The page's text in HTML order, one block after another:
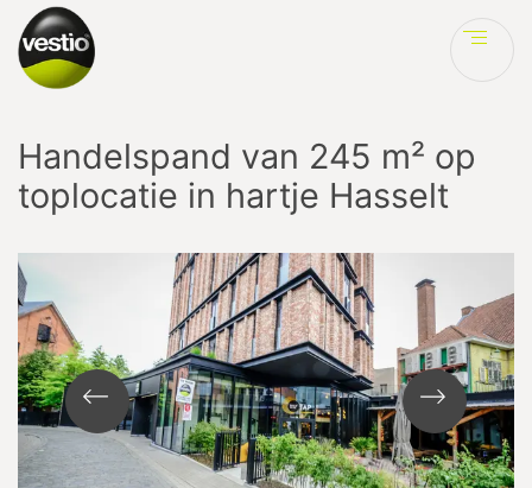
Handelspand van 245 m² op
toplocatie in hartje Hasselt